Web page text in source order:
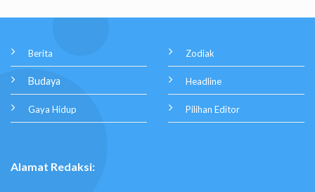
Berita
Budaya
Gaya Hidup
Zodiak
Headline
Pilihan Editor
Alamat Redaksi: